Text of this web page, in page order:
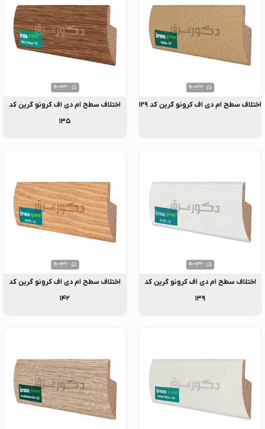
اختلاف سطح ام دی اف کرونو گرین کد ۱۲۹
اختلاف سطح ام دی اف کرونو گرین کد
۱۳۵
اختلاف سطح ام دی اف کرونو گرین کد
۱۳۹
اختلاف سطح ام دی اف کرونو گرین کد
۱۴۲